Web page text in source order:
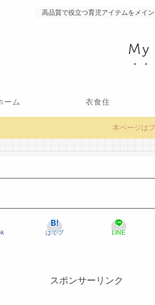
高品質で役立つ育児アイテムをメイ
ーム 衣食住
本ページは
はてブ LINE
スポンサーリンク